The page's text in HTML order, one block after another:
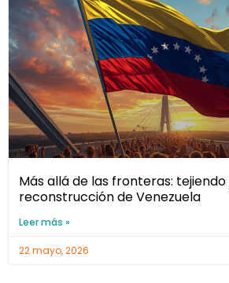
Más allá de las fronteras:
reconstrucción de Venezuela
Leer más »
22 mayo, 2026